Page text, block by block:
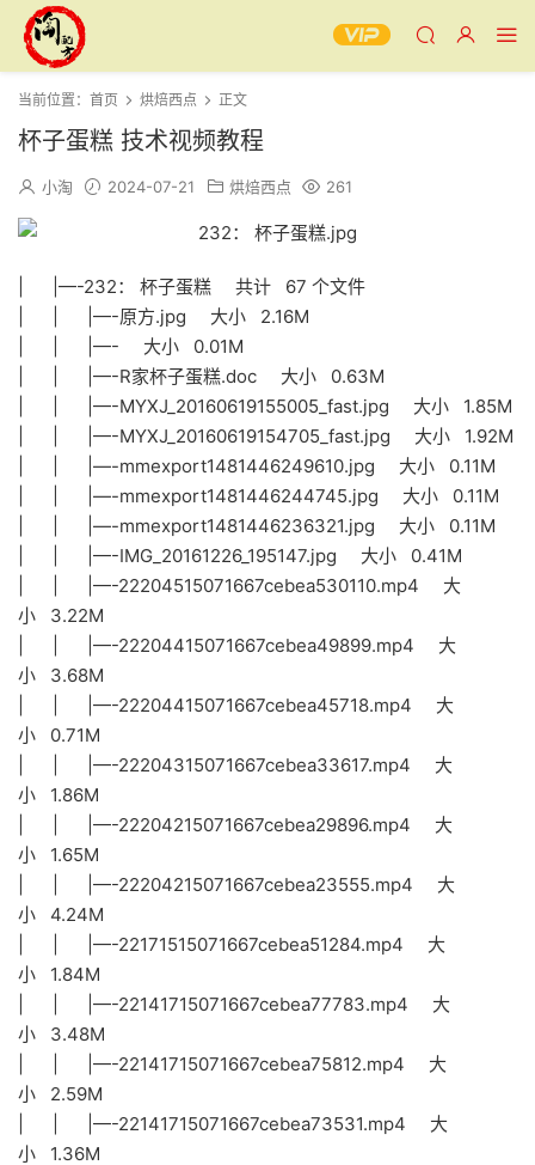
当前位置： 首页 烘焙西点 正文
杯子蛋糕 技术视频教程
小淘 2024-07-21 烘焙西点 261
| |—-232： 杯子蛋糕 共计 67 个文件
| | |—-原方.jpg 大小 2.16M
| | |—- 大小 0.01M
| | |—-R家杯子蛋糕.doc 大小 0.63M
| | |—-MYXJ_20160619155005_fast.jpg 大小 1.85M
| | |—-MYXJ_20160619154705_fast.jpg 大小 1.92M
| | |—-mmexport1481446249610.jpg 大小 0.11M
| | |—-mmexport1481446244745.jpg 大小 0.11M
| | |—-mmexport1481446236321.jpg 大小 0.11M
| | |—-IMG_20161226_195147.jpg 大小 0.41M
| | |—-22204515071667cebea530110.mp4 大
小 3.22M
| | |—-22204415071667cebea49899.mp4 大
小 3.68M
| | |—-22204415071667cebea45718.mp4 大
小 0.71M
| | |—-22204315071667cebea33617.mp4 大
小 1.86M
| | |—-22204215071667cebea29896.mp4 大
小 1.65M
| | |—-22204215071667cebea23555.mp4 大
小 4.24M
| | |—-22171515071667cebea51284.mp4 大
小 1.84M
| | |—-22141715071667cebea77783.mp4 大
小 3.48M
| | |—-22141715071667cebea75812.mp4 大
小 2.59M
| | |—-22141715071667cebea73531.mp4 大
小 1.36M